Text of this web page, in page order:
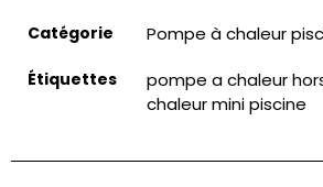
Catégorie Pompe à chaleur
Étiquettes pompe a chaleur
chaleur mini piscine